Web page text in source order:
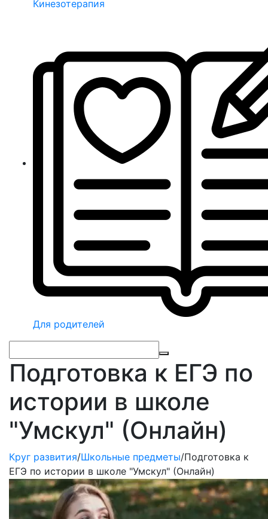
Кинезотерапия
Для родителей
Подготовка к ЕГЭ по
истории в школе
"Умскул" (Онлайн)
Круг развития/Школьные предметы/Подготовка к
ЕГЭ по истории в школе "Умскул" (Онлайн)